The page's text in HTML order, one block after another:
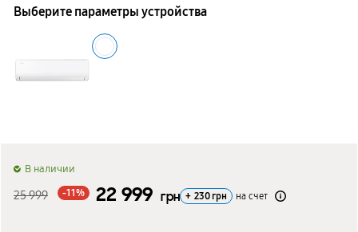
Выберите параметры устройства
B наличии
25 999 -11% 22 999 грн + 230 грн на счет